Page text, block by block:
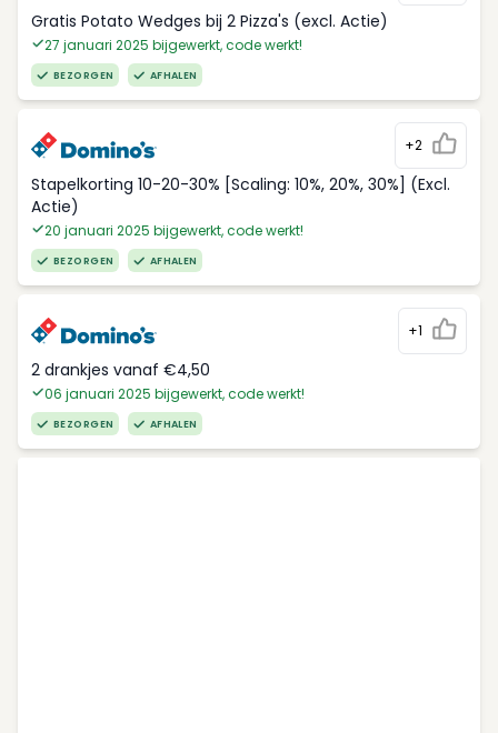
Gratis Potato Wedges bij 2 Pizza's (excl. Actie)
27 januari 2025 bijgewerkt, code werkt!
BEZORGEN AFHALEN
+2
Stapelkorting 10-20-30% [Scaling: 10%, 20%, 30%] (Excl.
Actie)
20 januari 2025 bijgewerkt, code werkt!
BEZORGEN AFHALEN
+1
2 drankjes vanaf €4,50
06 januari 2025 bijgewerkt, code werkt!
BEZORGEN AFHALEN